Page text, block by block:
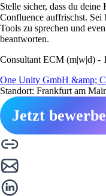
Stelle sicher, dass du
Confluence auffrischst. Sei
Tools zu sprechen und
beantworten.
Consultant ECM (m|w|d) -
One Unity GmbH &amp;
Standort: Frankfurt am
Jetzt